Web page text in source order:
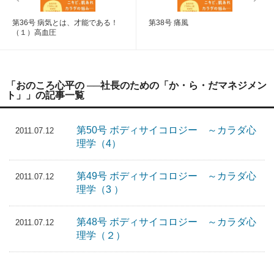
第36号 病気とは、才能である！
（１）高血圧
第38号 痛風
「おのころ心平の ──社長のための「か・ら・だマネジメン
ト」」の記事一覧
2011.07.12
第50号 ボディサイコロジー ～カラダ心
理学（4）
2011.07.12
第49号 ボディサイコロジー ～カラダ心
理学（3 ）
2011.07.12
第48号 ボディサイコロジー ～カラダ心
理学（２）